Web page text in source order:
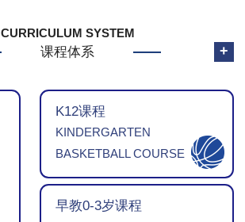
CURRICULUM SYSTEM
课程体系 +
K12课程
KINDERGARTEN
BASKETBALL COURSE
早教0-3岁课程